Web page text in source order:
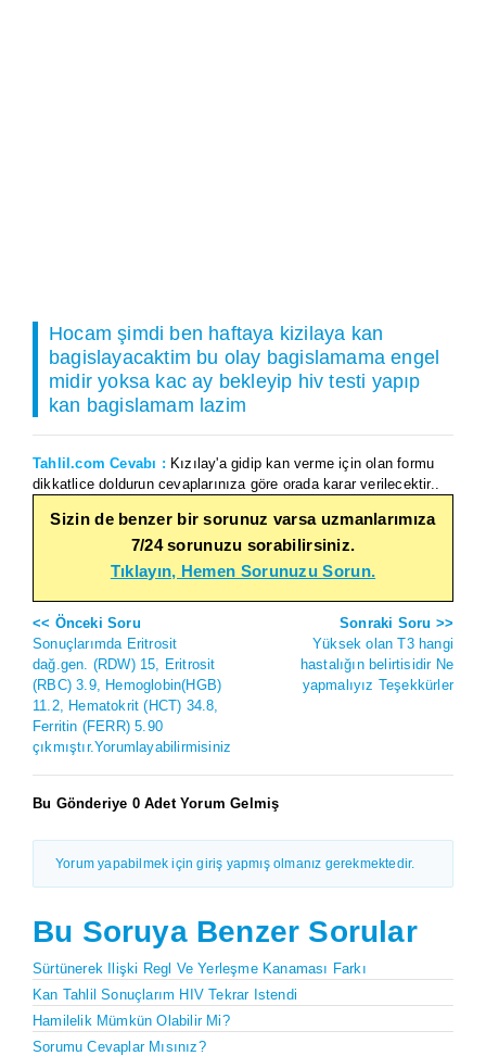
Hocam şimdi ben haftaya kizilaya kan
bagislayacaktim bu olay bagislamama engel
midir yoksa kac ay bekleyip hiv testi yapıp
kan bagislamam lazim
Tahlil.com Cevabı : Kızılay'a gidip kan verme için olan formu
dikkatlice doldurun cevaplarınıza göre orada karar verilecektir..
Sizin de benzer bir sorunuz varsa uzmanlarımıza
7/24 sorunuzu sorabilirsiniz.
Tıklayın, Hemen Sorunuzu Sorun.
<< Önceki Soru
Sonuçlarımda Eritrosit
dağ.gen. (RDW) 15, Eritrosit
(RBC) 3.9, Hemoglobin(HGB)
11.2, Hematokrit (HCT) 34.8,
Ferritin (FERR) 5.90
çıkmıştır.Yorumlayabilirmisiniz
Sonraki Soru >>
Yüksek olan T3 hangi
hastalığın belirtisidir Ne
yapmalıyız Teşekkürler
Bu Gönderiye 0 Adet Yorum Gelmiş
Yorum yapabilmek için giriş yapmış olmanız gerekmektedir.
Bu Soruya Benzer Sorular
Sürtünerek Ilişki Regl Ve Yerleşme Kanaması Farkı
Kan Tahlil Sonuçlarım HIV Tekrar Istendi
Hamilelik Mümkün Olabilir Mi?
Sorumu Cevaplar Mısınız?